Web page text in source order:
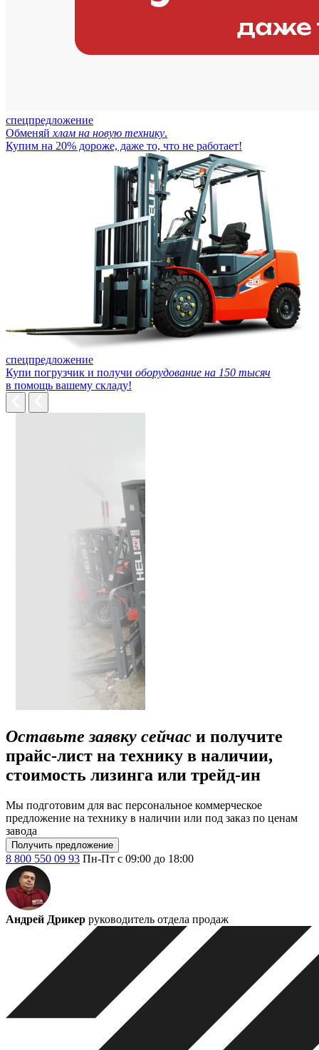
спецпредложение
Обменяй хлам на новую технику.
Купим на 20% дороже, даже то, что не работает!
спецпредложение
Купи погрузчик и получи оборудование на 150 тысяч
в помощь вашему складу!
Оставьте заявку сейчас и получите
прайс-лист на технику в наличии,
стоимость лизинга или трейд-ин
Мы подготовим для вас персональное коммерческое
предложение на технику в наличии или под заказ по ценам
завода
Получить предложение
8 800 550 09 93 Пн-Пт с 09:00 до 18:00
Андрей Дрикер руководитель отдела продаж